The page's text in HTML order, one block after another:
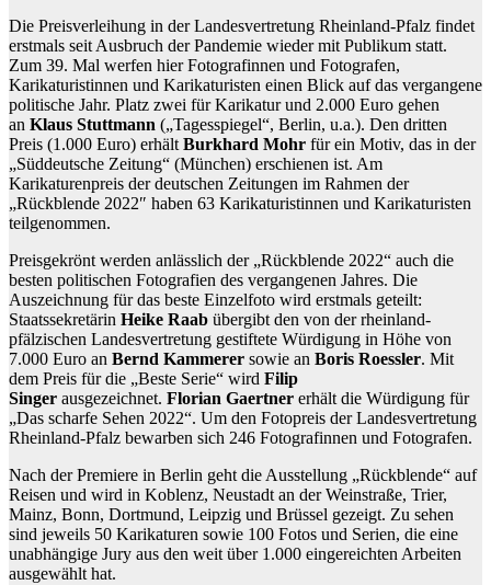
Die Preisverleihung in der Landesvertretung Rheinland-Pfalz findet
erstmals seit Ausbruch der Pandemie wieder mit Publikum statt.
Zum 39. Mal werfen hier Fotografinnen und Fotografen,
Karikaturistinnen und Karikaturisten einen Blick auf das vergangene
politische Jahr. Platz zwei für Karikatur und 2.000 Euro gehen
an Klaus Stuttmann („Tagesspiegel“, Berlin, u.a.). Den dritten
Preis (1.000 Euro) erhält Burkhard Mohr für ein Motiv, das in der
„Süddeutsche Zeitung“ (München) erschienen ist. Am
Karikaturenpreis der deutschen Zeitungen im Rahmen der
„Rückblende 2022″ haben 63 Karikaturistinnen und Karikaturisten
teilgenommen.
Preisgekrönt werden anlässlich der „Rückblende 2022“ auch die
besten politischen Fotografien des vergangenen Jahres. Die
Auszeichnung für das beste Einzelfoto wird erstmals geteilt:
Staatssekretärin Heike Raab übergibt den von der rheinland-
pfälzischen Landesvertretung gestiftete Würdigung in Höhe von
7.000 Euro an Bernd Kammerer sowie an Boris Roessler. Mit
dem Preis für die „Beste Serie“ wird Filip
Singer ausgezeichnet. Florian Gaertner erhält die Würdigung für
„Das scharfe Sehen 2022“. Um den Fotopreis der Landesvertretung
Rheinland-Pfalz bewarben sich 246 Fotografinnen und Fotografen.
Nach der Premiere in Berlin geht die Ausstellung „Rückblende“ auf
Reisen und wird in Koblenz, Neustadt an der Weinstraße, Trier,
Mainz, Bonn, Dortmund, Leipzig und Brüssel gezeigt. Zu sehen
sind jeweils 50 Karikaturen sowie 100 Fotos und Serien, die eine
unabhängige Jury aus den weit über 1.000 eingereichten Arbeiten
ausgewählt hat.